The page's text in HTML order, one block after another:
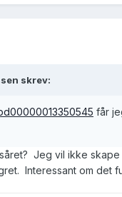
skrev:
får
Jeg vil ikke
Interessant om det